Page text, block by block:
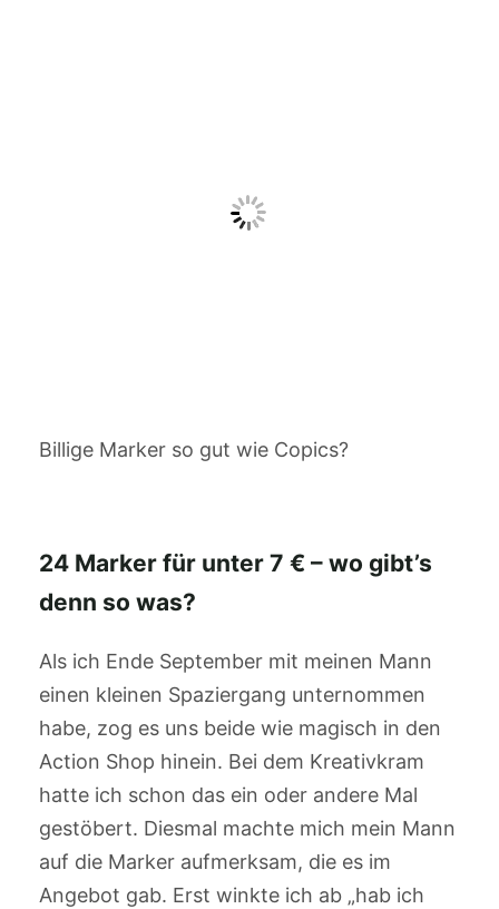
Billige Marker so gut wie Copics?
24 Marker für unter 7 € – wo gibt’s
denn so was?
Als ich Ende September mit meinen Mann
einen kleinen Spaziergang unternommen
habe, zog es uns beide wie magisch in den
Action Shop hinein. Bei dem Kreativkram
hatte ich schon das ein oder andere Mal
gestöbert. Diesmal machte mich mein Mann
auf die Marker aufmerksam, die es im
Angebot gab. Erst winkte ich ab „hab ich